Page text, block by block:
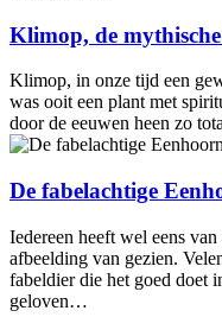
Klimop, de
Klimop, in onze tijd een
was ooit een plant met
door de eeuwen heen zo
De fabelachtige
Iedereen heeft wel eens
afbeelding van gezien.
fabeldier die het goed doet
geloven…